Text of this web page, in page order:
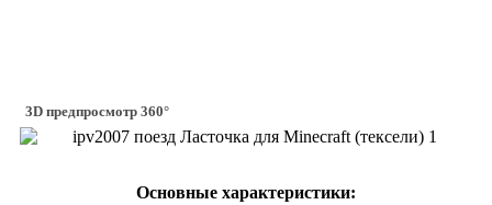
3D предпросмотр 360°
Основные характеристики: